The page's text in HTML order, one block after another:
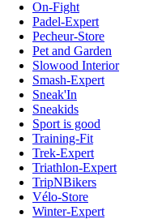
On-Fight
Padel-Expert
Pecheur-Store
Pet and Garden
Slowood Interior
Smash-Expert
Sneak'In
Sneakids
Sport is good
Training-Fit
Trek-Expert
Triathlon-Expert
TripNBikers
Vélo-Store
Winter-Expert